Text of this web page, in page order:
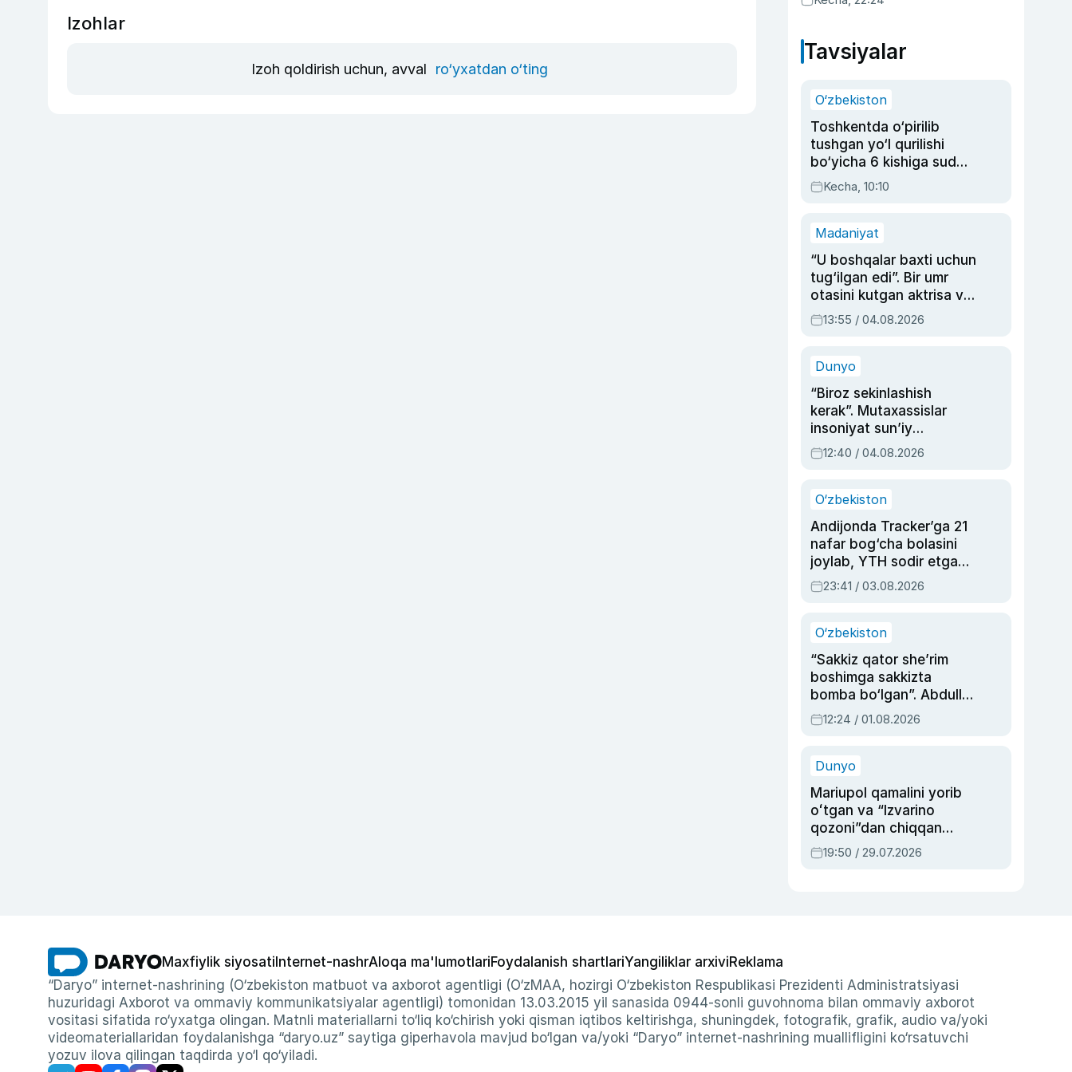
Izohlar
Izoh qoldirish uchun, avval ro‘yxatdan o‘ting
Tavsiyalar
O‘zbekiston
Toshkentda o‘pirilib
tushgan yo‘l qurilishi
bo‘yicha 6 kishiga sud
hukmi o‘qildi
Kecha, 10:10
Madaniyat
“U boshqalar baxti uchun
tug‘ilgan edi”. Bir umr
otasini kutgan aktrisa va
dublyaj ustasi Rimma
Ahmedovaning
13:55 / 04.08.2026
Dunyo
“Biroz sekinlashish
kerak”. Mutaxassislar
insoniyat sun’iy
intellektni boshqara
olmay qolishidan xavotir
12:40 / 04.08.2026
O‘zbekiston
Andijonda Tracker’ga 21
nafar bog‘cha bolasini
joylab, YTH sodir etgan
ayolga sud hukmi o‘qildi
23:41 / 03.08.2026
O‘zbekiston
“Sakkiz qator she’rim
boshimga sakkizta
bomba bo‘lgan”. Abdulla
Oripovni siyosiy
ayblovlardan asrab
12:24 / 01.08.2026
Dunyo
Mariupol qamalini yorib
oʻtgan va “Izvarino
qozoni”dan chiqqan
qahramon — Ukraina
armiyasi bosh
19:50 / 29.07.2026
Maxfiylik siyosati Internet-nashrAloqa ma'lumotlariFoydalanish shartlariYangiliklar arxiviReklama
“Daryo” internet-nashrining (O‘zbekiston matbuot va axborot agentligi (O‘zMAA, hozirgi O‘zbekiston Respublikasi Prezidenti Administratsiyasi
huzuridagi Axborot va ommaviy kommunikatsiyalar agentligi) tomonidan 13.03.2015 yil sanasida 0944-sonli guvohnoma bilan ommaviy axborot
vositasi sifatida ro‘yxatga olingan. Matnli materiallarni to‘liq ko‘chirish yoki qisman iqtibos keltirishga, shuningdek, fotografik, grafik, audio va/yoki
videomateriallaridan foydalanishga “daryo.uz” saytiga giperhavola mavjud bo‘lgan va/yoki “Daryo” internet-nashrining muallifligini ko‘rsatuvchi
yozuv ilova qilingan taqdirda yo‘l qo‘yiladi.